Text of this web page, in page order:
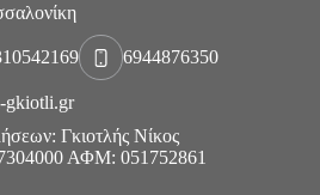
6944876350
gkiotli.gr
Γκιοτλής Νίκος
ΑΦΜ: 051752861